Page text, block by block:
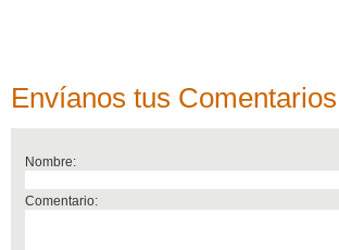
Envíanos tus Comentarios
Nombre:
Comentario: